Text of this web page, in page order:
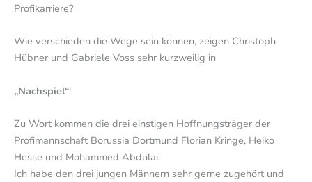
Profikarriere?
Wie verschieden die Wege sein können, zeigen Christoph
Hübner und Gabriele Voss sehr kurzweilig in
„Nachspiel“!
Zu Wort kommen die drei einstigen Hoffnungsträger der
Profimannschaft Borussia Dortmund Florian Kringe, Heiko
Hesse und Mohammed Abdulai.
Ich habe den drei jungen Männern sehr gerne zugehört und